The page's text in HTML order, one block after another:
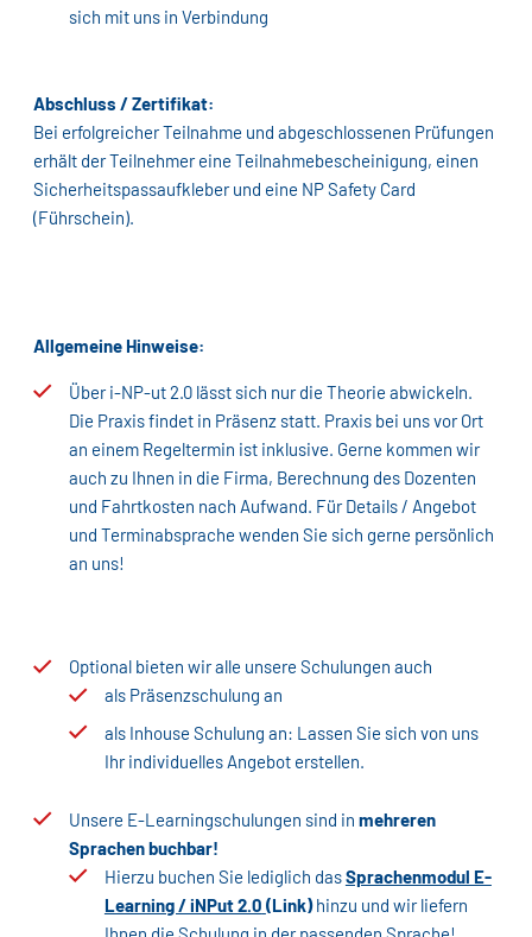
sich mit uns in Verbindung
Abschluss / Zertifikat:
Bei erfolgreicher Teilnahme und abgeschlossenen Prüfungen
erhält der Teilnehmer eine Teilnahmebescheinigung, einen
Sicherheitspassaufkleber und eine NP Safety Card
(Führschein).
Allgemeine Hinweise:
Über i-NP-ut 2.0 lässt sich nur die Theorie abwickeln.
Die Praxis findet in Präsenz statt. Praxis bei uns vor Ort
an einem Regeltermin ist inklusive. Gerne kommen wir
auch zu Ihnen in die Firma, Berechnung des Dozenten
und Fahrtkosten nach Aufwand. Für Details / Angebot
und Terminabsprache wenden Sie sich gerne persönlich
an uns!
Optional bieten wir alle unsere Schulungen auch
als Präsenzschulung an
als Inhouse Schulung an: Lassen Sie sich von uns
Ihr individuelles Angebot erstellen.
Unsere E-Learningschulungen sind in mehreren
Sprachen buchbar!
Hierzu buchen Sie lediglich dasSprachenmodul E-
Learning / iNPut 2.0 (Link)hinzu und wir liefern